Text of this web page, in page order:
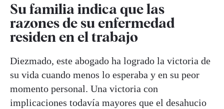
Su familia indica que las
razones de su enfermedad
residen en el trabajo
Diezmado, este abogado ha logrado la victoria de
su vida cuando menos lo esperaba y en su peor
momento personal. Una victoria con
implicaciones todavía mayores que el desahucio